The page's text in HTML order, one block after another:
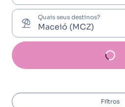
Quais seus destinos?
Filtros